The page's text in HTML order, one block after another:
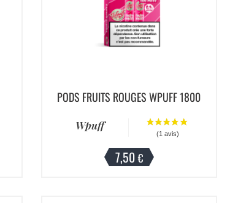
PODS FRUITS ROUGES WPUFF 1800
Wpuff
7,50€